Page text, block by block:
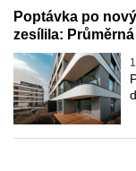
Poptávka po
zesílila: